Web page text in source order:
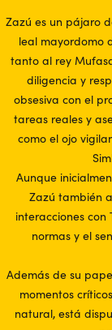
Zazú es un pájaro
leal mayordomo
tanto al rey
diligencia y
obsesiva con el
tareas reales y
como el ojo
Aunque
Zazú también
interacciones
normas y el
Además de su
momentos
natural, está